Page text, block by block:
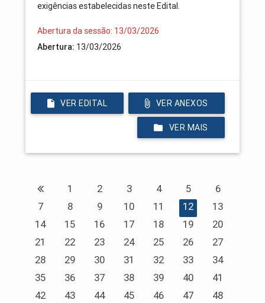
exigências estabelecidas neste Edital.
Abertura da sessão: 13/03/2026
Abertura: 13/03/2026
VER EDITAL VER ANEXOS
VER MAIS
1 2 3 4 5
6
7
8 9 10 11 12
13
14
15 16 17 18 19
20
21
22 23 24 25 26
27
28
29 30 31 32 33
34
35
36 37 38 39 40
41
42
43 44 45 46 47
48